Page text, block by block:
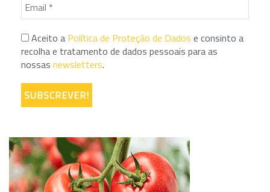
Aceito a Política de Proteção de Dados e consinto a
recolha e tratamento de dados pessoais para as
nossas newsletters.